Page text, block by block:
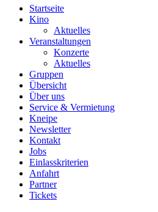
Startseite
Kino
Aktuelles
Veranstaltungen
Konzerte
Aktuelles
Gruppen
Übersicht
Über uns
Service & Vermietung
Kneipe
Newsletter
Kontakt
Jobs
Einlasskriterien
Anfahrt
Partner
Tickets